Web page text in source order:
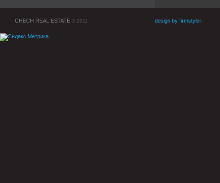
CHECH REAL ESTATE © 2011 design by firmstyler